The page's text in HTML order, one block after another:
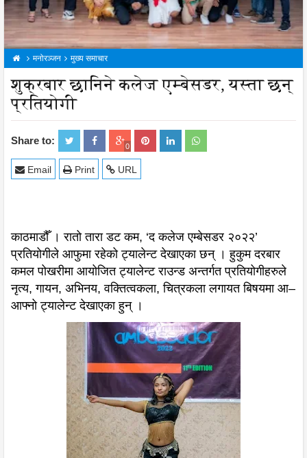
मनोरञ्जन मुख्य समाचार
शुक्रबार छानिने कलेज एम्बेसडर, यस्ता छन्
प्रतियोगी
Share to: 0
URL
Print
Email
काठमाडौँ । रातो तारा डट कम, ‘द कलेज एम्बेसडर २०२२’
प्रतियोगीले आफुमा रहेको ट्यालेन्ट देखाएका छन् । हुकुम दरबार
कमल पोखरीमा आयोजित ट्यालेन्ट राउन्ड अन्तर्गत प्रतियोगीहरुले
नृत्य, गायन, अभिनय, वक्तित्वकला, चित्रकला लगायत बिषयमा आ–
आफ्नो ट्यालेन्ट देखाएका हुन् ।